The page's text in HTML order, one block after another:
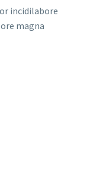
incidilabore
magna